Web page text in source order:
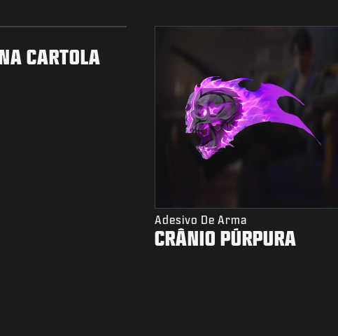
CARTOLA
Adesivo De Arma
CRÂNIO PÚRPURA